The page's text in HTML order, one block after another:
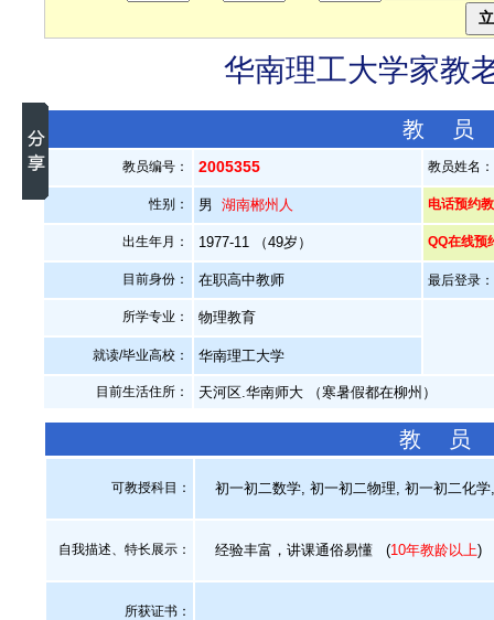
华南理工大学家教
教
教员编号： 2005355 教员姓名
性别： 男湖南郴州人 电话预约
出生年月： 1977-11 （49岁） QQ在线预
目前身份： 在职高中教师 最后登录
所学专业： 物理教育
就读/毕业高校： 华南理工大学
目前生活住所： 天河区.华南师大 （寒暑假都在柳州）
教 员
可教授科目： 初一初二数学, 初一初二物理, 初一初二化
自我描述、特长展示 ： 经验丰富，讲课通俗易懂 (10年教龄以上)
所获证书 ：